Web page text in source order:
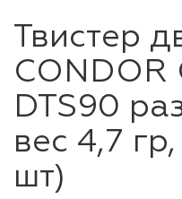
Твистер
CONDOR
DTS90
вес 4,7
шт)